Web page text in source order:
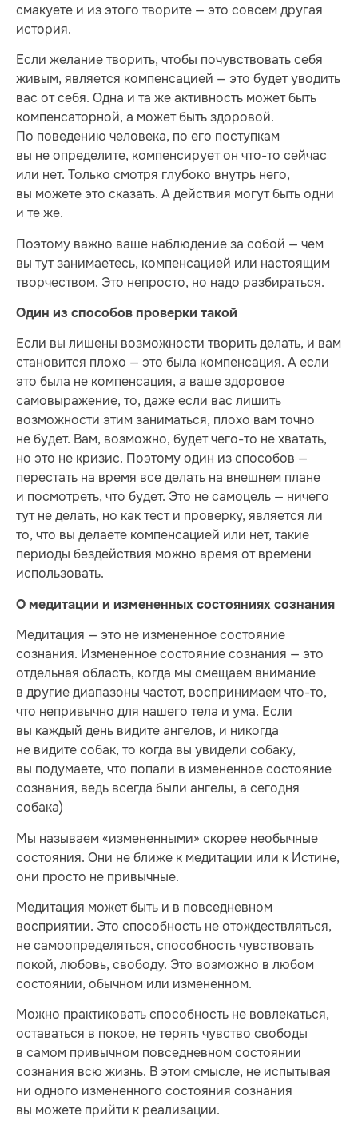
смакуете и из этого творите — это совсем другая
история.
Если желание творить, чтобы почувствовать себя
живым, является компенсацией — это будет уводить
вас от себя. Одна и та же активность может быть
компенсаторной, а может быть здоровой.
По поведению человека, по его поступкам
вы не определите, компенсирует он что-то сейчас
или нет. Только смотря глубоко внутрь него,
вы можете это сказать. А действия могут быть одни
и те же.
Поэтому важно ваше наблюдение за собой — чем
вы тут занимаетесь, компенсацией или настоящим
творчеством. Это непросто, но надо разбираться.
Один из способов проверки такой
Если вы лишены возможности творить делать, и вам
становится плохо — это была компенсация. А если
это была не компенсация, а ваше здоровое
самовыражение, то, даже если вас лишить
возможности этим заниматься, плохо вам точно
не будет. Вам, возможно, будет чего-то не хватать,
но это не кризис. Поэтому один из способов —
перестать на время все делать на внешнем плане
и посмотреть, что будет. Это не самоцель — ничего
тут не делать, но как тест и проверку, является ли
то, что вы делаете компенсацией или нет, такие
периоды бездействия можно время от времени
использовать.
О медитации и измененных состояниях сознания
Медитация — это не измененное состояние
сознания. Измененное состояние сознания — это
отдельная область, когда мы смещаем внимание
в другие диапазоны частот, воспринимаем что-то,
что непривычно для нашего тела и ума. Если
вы каждый день видите ангелов, и никогда
не видите собак, то когда вы увидели собаку,
вы подумаете, что попали в измененное состояние
сознания, ведь всегда были ангелы, а сегодня
собака)
Мы называем «измененными» скорее необычные
состояния. Они не ближе к медитации или к Истине,
они просто не привычные.
Медитация может быть и в повседневном
восприятии. Это способность не отождествляться,
не самоопределяться, способность чувствовать
покой, любовь, свободу. Это возможно в любом
состоянии, обычном или измененном.
Можно практиковать способность не вовлекаться,
оставаться в покое, не терять чувство свободы
в самом привычном повседневном состоянии
сознания всю жизнь. В этом смысле, не испытывая
ни одного измененного состояния сознания
вы можете прийти к реализации.